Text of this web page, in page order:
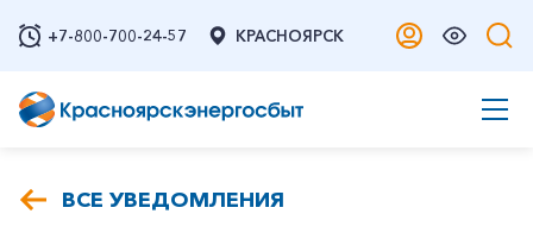
+7-800-700-24-57 КРАСНОЯРСК
ВСЕ УВЕДОМЛЕНИЯ